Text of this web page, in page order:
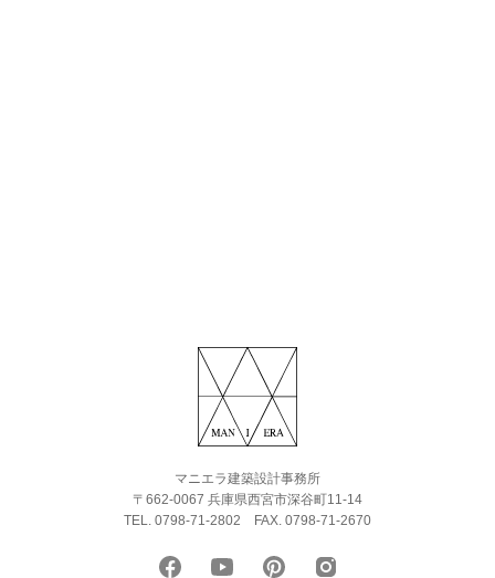
マニエラ建築設計事務所
〒662-0067 兵庫県西宮市深谷町11-14
TEL. 0798-71-2802 FAX. 0798-71-2670